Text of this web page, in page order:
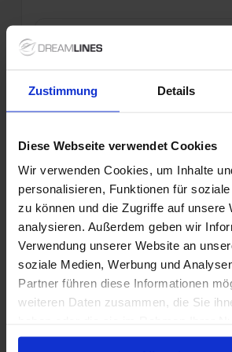
Zustimmung Details
Diese Webseite verwendet Cookies
Wir verwenden Cookies, um Inhalte
personalisieren, Funktionen für
zu können und die Zugriffe auf unsere
analysieren. Außerdem geben wir
Verwendung unserer Website an
soziale Medien, Werbung und
Partner führen diese Informationen
weiteren Daten zusammen, die Sie
gesammelt haben.
€ 525p.p. € 625p.p.
Rijn vanaf Düsseldorf, Duitsland
Van Düsseldorf Naar Mainz
VIVA ONE
All-inclusive Wi-Fi Tips
13 nov. 2027 3 Nachten